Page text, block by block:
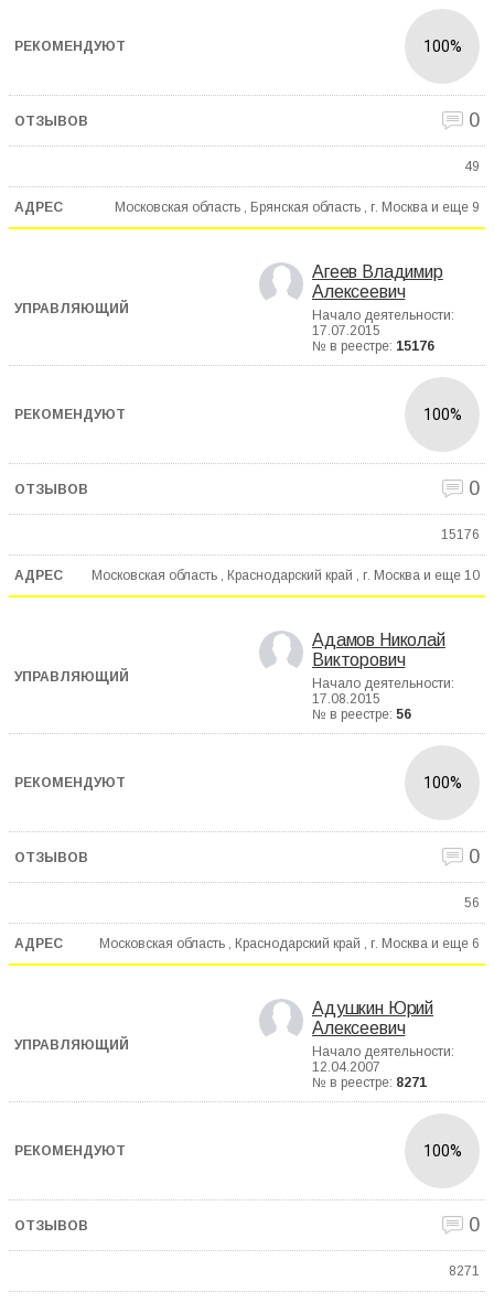
100%
0
49
Московская область , Брянская область , г. Москва и еще 9
Агеев Владимир
Алексеевич
Начало деятельности:
17.07.2015
№ в реестре: 15176
100%
0
15176
Московская область , Краснодарский край , г. Москва и еще 10
Адамов Николай
Викторович
Начало деятельности:
17.08.2015
№ в реестре: 56
100%
0
56
Московская область , Краснодарский край , г. Москва и еще 6
Адушкин Юрий
Алексеевич
Начало деятельности:
12.04.2007
№ в реестре: 8271
100%
0
8271